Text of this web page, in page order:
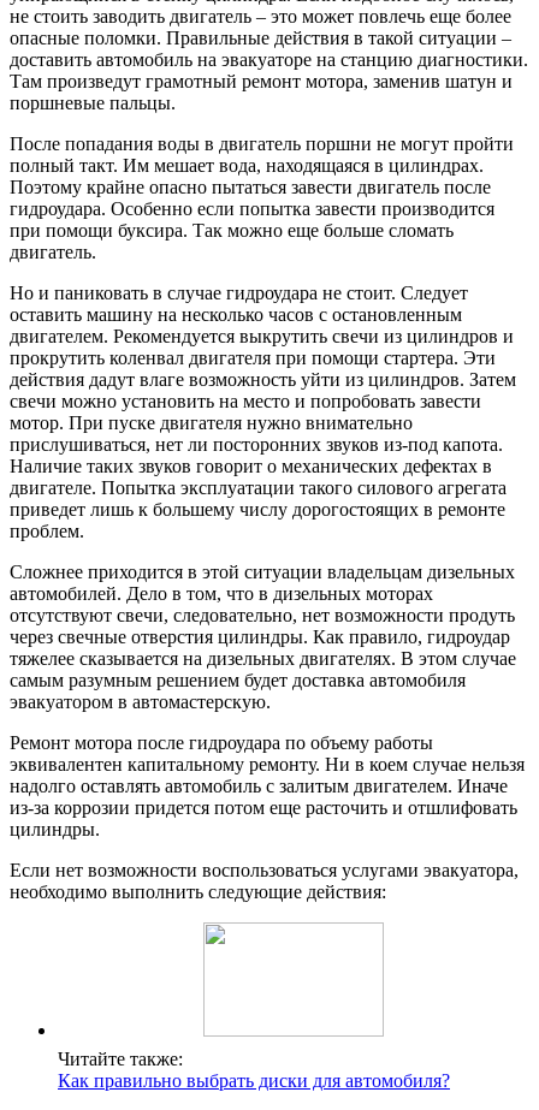
не стоить заводить двигатель – это может повлечь еще более
опасные поломки. Правильные действия в такой ситуации –
доставить автомобиль на эвакуаторе на станцию диагностики.
Там произведут грамотный ремонт мотора, заменив шатун и
поршневые пальцы.
После попадания воды в двигатель поршни не могут пройти
полный такт. Им мешает вода, находящаяся в цилиндрах.
Поэтому крайне опасно пытаться завести двигатель после
гидроудара. Особенно если попытка завести производится
при помощи буксира. Так можно еще больше сломать
двигатель.
Но и паниковать в случае гидроудара не стоит. Следует
оставить машину на несколько часов с остановленным
двигателем. Рекомендуется выкрутить свечи из цилиндров и
прокрутить коленвал двигателя при помощи стартера. Эти
действия дадут влаге возможность уйти из цилиндров. Затем
свечи можно установить на место и попробовать завести
мотор. При пуске двигателя нужно внимательно
прислушиваться, нет ли посторонних звуков из-под капота.
Наличие таких звуков говорит о механических дефектах в
двигателе. Попытка эксплуатации такого силового агрегата
приведет лишь к большему числу дорогостоящих в ремонте
проблем.
Сложнее приходится в этой ситуации владельцам дизельных
автомобилей. Дело в том, что в дизельных моторах
отсутствуют свечи, следовательно, нет возможности продуть
через свечные отверстия цилиндры. Как правило, гидроудар
тяжелее сказывается на дизельных двигателях. В этом случае
самым разумным решением будет доставка автомобиля
эвакуатором в автомастерскую.
Ремонт мотора после гидроудара по объему работы
эквивалентен капитальному ремонту. Ни в коем случае нельзя
надолго оставлять автомобиль с залитым двигателем. Иначе
из-за коррозии придется потом еще расточить и отшлифовать
цилиндры.
Если нет возможности воспользоваться услугами эвакуатора,
необходимо выполнить следующие действия:
Читайте также:
Как правильно выбрать диски для автомобиля?